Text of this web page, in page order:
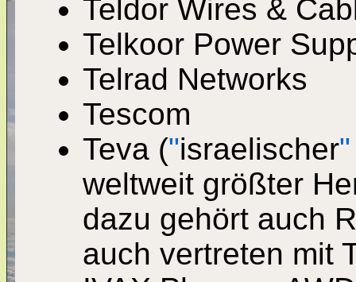
Teldor Wires &
Telkoor Power
Telrad Networks
Tescom
Teva ("israelischer"
weltweit größter
dazu gehört auch
auch vertreten mit